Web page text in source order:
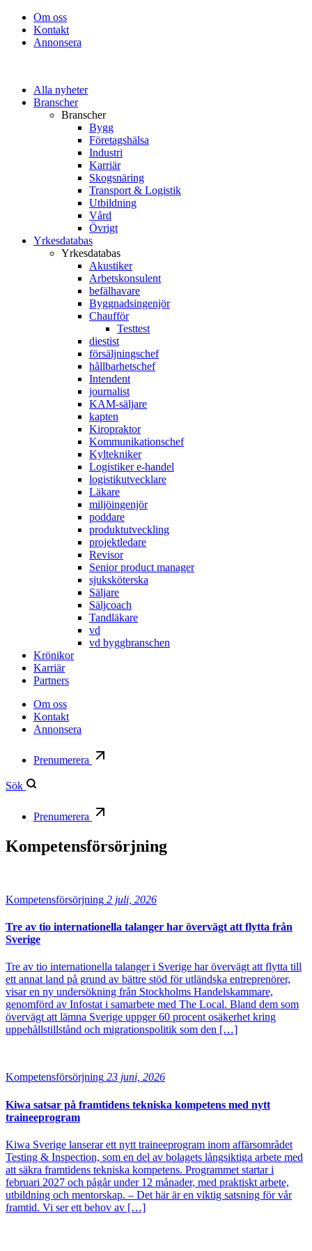
Om oss
Kontakt
Annonsera
Alla nyheter
Branscher
Branscher
Bygg
Företagshälsa
Industri
Karriär
Skogsnäring
Transport & Logistik
Utbildning
Vård
Övrigt
Yrkesdatabas
Yrkesdatabas
Akustiker
Arbetskonsulent
befälhavare
Byggnadsingenjör
Chaufför
Testtest
diestist
försäljningschef
hållbarhetschef
Intendent
journalist
KAM-säljare
kapten
Kiropraktor
Kommunikationschef
Kyltekniker
Logistiker e-handel
logistikutvecklare
Läkare
miljöingenjör
poddare
produktutveckling
projektledare
Revisor
Senior product manager
sjuksköterska
Säljare
Säljcoach
Tandläkare
vd
vd byggbranschen
Krönikor
Karriär
Partners
Om oss
Kontakt
Annonsera
Prenumerera
Sök
Prenumerera
Kompetensförsörjning
Kompetensförsörjning 2 juli, 2026
Tre av tio internationella talanger har övervägt att flytta från
Sverige
Tre av tio internationella talanger i Sverige har övervägt att flytta till
ett annat land på grund av bättre stöd för utländska entreprenörer,
visar en ny undersökning från Stockholms Handelskammare,
genomförd av Infostat i samarbete med The Local. Bland dem som
övervägt att lämna Sverige uppger 60 procent osäkerhet kring
uppehållstillstånd och migrationspolitik som den […]
Kompetensförsörjning 23 juni, 2026
Kiwa satsar på framtidens tekniska kompetens med nytt
traineeprogram
Kiwa Sverige lanserar ett nytt traineeprogram inom affärsområdet
Testing & Inspection, som en del av bolagets långsiktiga arbete med
att säkra framtidens tekniska kompetens. Programmet startar i
februari 2027 och pågår under 12 månader, med praktiskt arbete,
utbildning och mentorskap. – Det här är en viktig satsning för vår
framtid. Vi ser ett behov av […]